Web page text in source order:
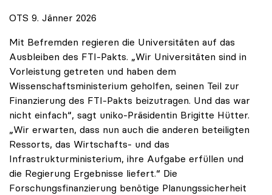
OTS 9. Jänner 2026
Mit Befremden regieren die Universitäten auf das
Ausbleiben des FTI-Pakts. „Wir Universitäten sind in
Vorleistung getreten und haben dem
Wissenschaftsministerium geholfen, seinen Teil zur
Finanzierung des FTI-Pakts beizutragen. Und das war
nicht einfach“, sagt uniko-Präsidentin Brigitte Hütter.
„Wir erwarten, dass nun auch die anderen beteiligten
Ressorts, das Wirtschafts- und das
Infrastrukturministerium, ihre Aufgabe erfüllen und
die Regierung Ergebnisse liefert.“ Die
Forschungsfinanzierung benötige Planungssicherheit